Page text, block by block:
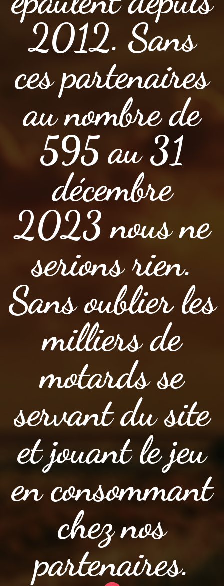
2012. Sans
ces partenaires
au nombre de
595 au 31
décembre
2023 nous ne
serions rien.
Sans oublier les
milliers de
motards se
servant du site
et jouant le jeu
en consommant
chez nos
partenaires.